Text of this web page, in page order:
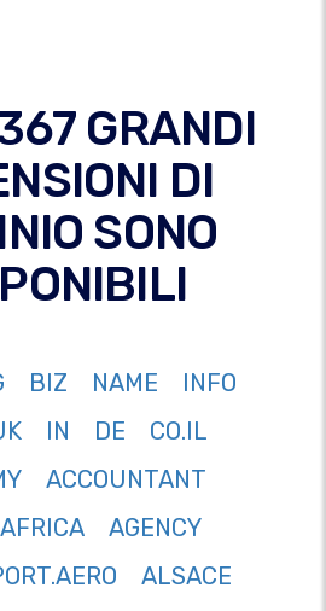
GRANDI
DI
SONO
BIZ NAME
INFO
IN DE
CO.IL
ACCOUNTANT
AFRICA
AGENCY
ALSACE